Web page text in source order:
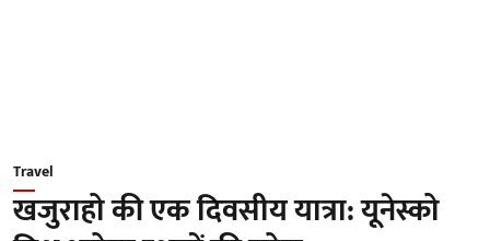
Travel
खजुराहो की एक दिवसीय यात्रा: यूनेस्को